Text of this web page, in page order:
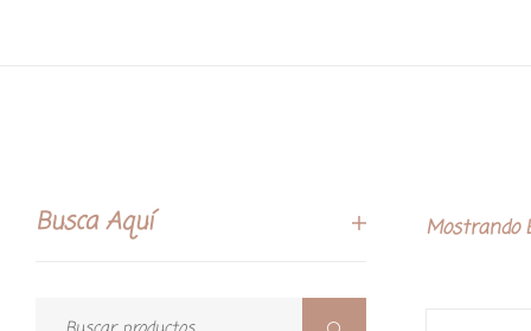
Mostrando
Busca Aquí